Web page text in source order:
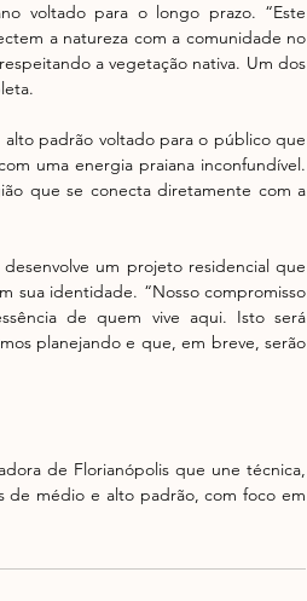
voltado para o longo prazo. “Este
a natureza com a comunidade no
a vegetação nativa. Um dos
padrão voltado para o público que
uma energia praiana inconfundível.
que se conecta diretamente com a
um projeto residencial que
sua identidade. “Nosso compromisso
de quem vive aqui. Isto será
planejando e que, em breve, serão
de Florianópolis que une técnica,
de médio e alto padrão, com foco em